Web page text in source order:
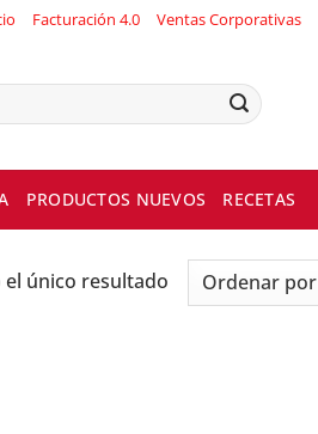
Facturación 4.0 Ventas Corporativas
PRODUCTOS NUEVOS RECETAS
único resultado